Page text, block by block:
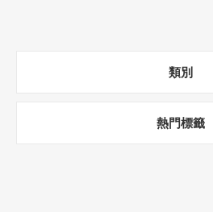
類別
熱門標籤